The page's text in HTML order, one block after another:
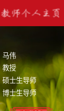
马伟
教授
硕士生导师
博士生导师